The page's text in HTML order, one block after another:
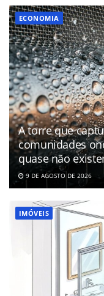
ECONOMIA
A torre que
comunidades
quase não
9 DE AGOSTO DE 2026
IMÓVEIS